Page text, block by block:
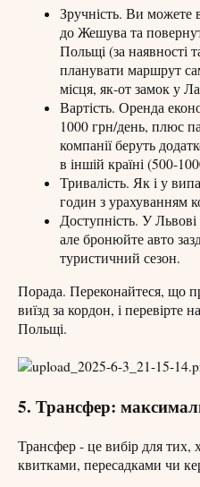
Зручність. Ви можете
до Жешува та
Польщі (за наявності
планувати маршрут
місця, як-от замок у
Вартість. Оренда
1000 грн/день, плюс
компанії беруть
в іншій країні (500-
Тривалість. Як і у
годин з урахуванням
Доступність. У
але бронюйте авто
туристичний сезон.
Порада. Переконайтеся, що
виїзд за кордон, і перевірте
Польщі.
5. Трансфер:
Трансфер - це вибір для тих,
квитками, пересадками чи